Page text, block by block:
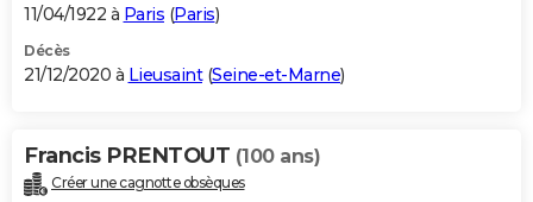
11/04/1922 à Paris (Paris)
Décès
21/12/2020 à Lieusaint(Seine-et-Marne)
Francis PRENTOUT (100 ans)
Créer une cagnotte obsèques